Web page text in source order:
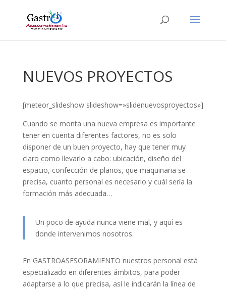
NUEVOS PROYECTOS
[meteor_slideshow slideshow=»slidenuevosproyectos»]
Cuando se monta una nueva empresa es importante
tener en cuenta diferentes factores, no es solo
disponer de un buen proyecto, hay que tener muy
claro como llevarlo a cabo: ubicación, diseño del
espacio, confección de planos, que maquinaria se
precisa, cuanto personal es necesario y cuál sería la
formación más adecuada…
Un poco de ayuda nunca viene mal, y aquí es
donde intervenimos nosotros.
En GASTROASESORAMIENTO nuestros personal está
especializado en diferentes ámbitos, para poder
adaptarse a lo que precisa, así le indicarán la línea de